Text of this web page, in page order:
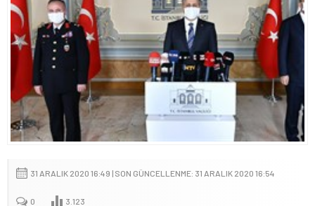
31 ARALIK 2020 16:49 | SON GÜNCELLENME: 31 ARALIK 2020 16:54
0 3.123